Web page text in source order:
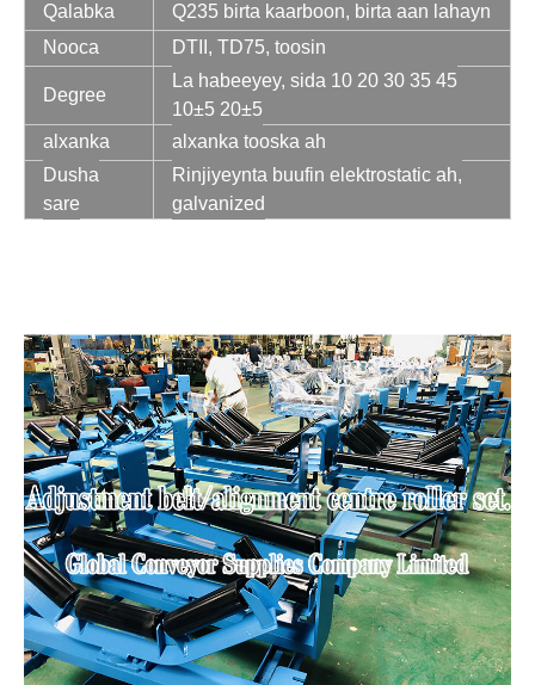
Qalabka
Q235 birta kaarboon, birta aan lahayn
Nooca
DTII, TD75, toosin
Degree
La habeeyey, sida 10 20 30 35 45
10±5 20±5
alxanka
alxanka tooska ah
Dusha
sare
Rinjiyeynta buufin elektrostatic ah,
galvanized